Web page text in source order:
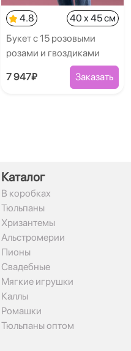
4.8
40 x 45 см
Букет с 15 розовыми
розами и гвоздиками
7 947₽ Заказать
Каталог
В коробках
Тюльпаны
Хризантемы
Альстромерии
Пионы
Свадебные
Мягкие игрушки
Каллы
Ромашки
Тюльпаны оптом